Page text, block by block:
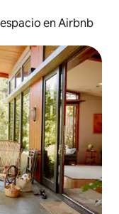
en Airbnb